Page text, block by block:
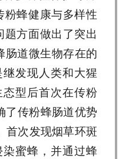
粉蜂健康与多样性
题方面做出了突出
肠道微生物存在的
发现人类和大猩
型后首次在传粉
了传粉蜂肠道优势
首次发现烟草环斑
蜜蜂，并通过蜂